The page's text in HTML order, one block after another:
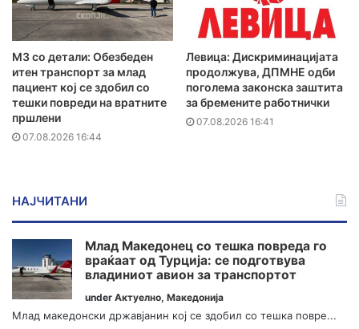
MЗ со детали: Обезбеден
итен транспорт за млад
пациент кој се здобил со
тешки повреди на вратните
пршлени
07.08.2026 16:44
Левица: Дискриминацијата
продолжува, ДПМНЕ одби
поголема законска заштита
за бремените работнички
07.08.2026 16:41
НАЈЧИТАНИ
Млад Македонец со тешка повреда го
враќаат од Турција: се подготвува
владиниот авион за транспортот
under Актуелно, Македонија
Млад македонски државјанин кој се здобил со тешка повре...